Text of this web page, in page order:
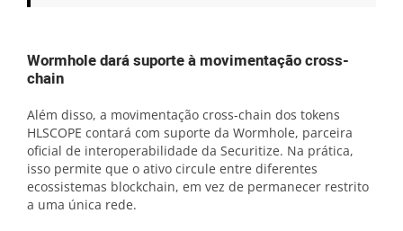
Wormhole dará suporte à movimentação cross-
chain
Além disso, a movimentação cross-chain dos tokens
HLSCOPE contará com suporte da Wormhole, parceira
oficial de interoperabilidade da Securitize. Na prática,
isso permite que o ativo circule entre diferentes
ecossistemas blockchain, em vez de permanecer restrito
a uma única rede.